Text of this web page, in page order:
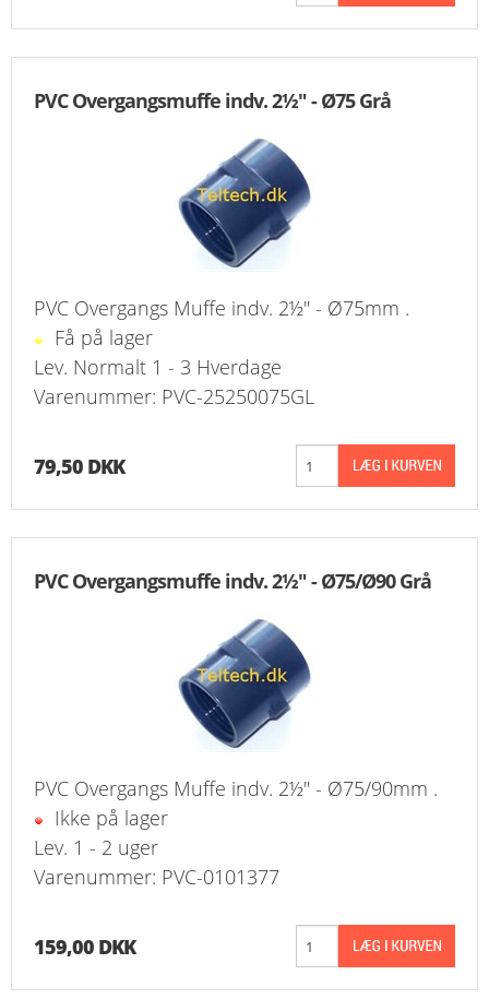
PVC Overgangsmuffe indv. 2½" - Ø75 Grå
PVC Overgangs Muffe indv. 2½" - Ø75mm .
Få på lager
Lev. Normalt 1 - 3 Hverdage
Varenummer: PVC-25250075GL
79,50 DKK
PVC Overgangsmuffe indv. 2½" - Ø75/Ø90 Grå
PVC Overgangs Muffe indv. 2½" - Ø75/90mm .
Ikke på lager
Lev. 1 - 2 uger
Varenummer: PVC-0101377
159,00 DKK